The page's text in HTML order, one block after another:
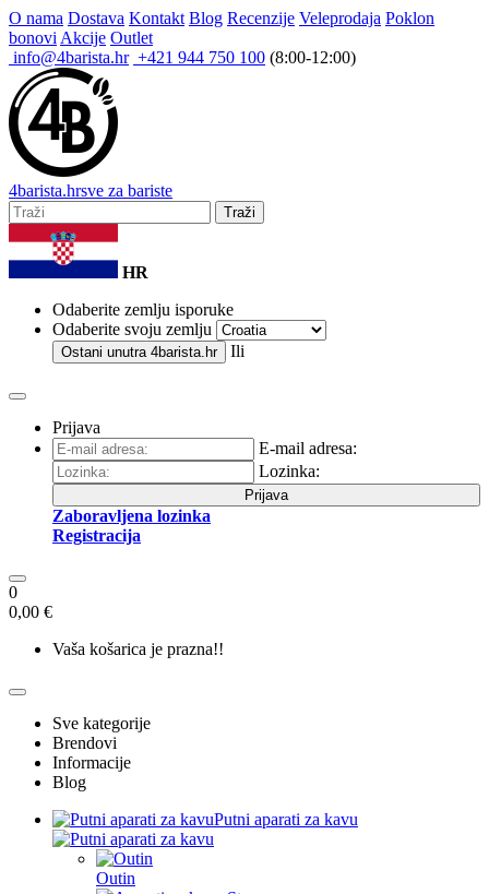
O nama Dostava Kontakt Blog Recenzije Veleprodaja Poklon
bonovi Akcije Outlet
info@4barista.hr +421 944 750 100 (8:00-12:00)
4barista.hrsve za bariste
Traži
HR
Odaberite zemlju isporuke
Odaberite svoju zemlju
Ostani unutra 4barista.hr Ili
Prijava
E-mail adresa:
Lozinka:
Prijava
Zaboravljena lozinka
Registracija
0
0,00 €
Vaša košarica je prazna!!
Sve kategorije
Brendovi
Informacije
Blog
Putni aparati za kavu
Outin